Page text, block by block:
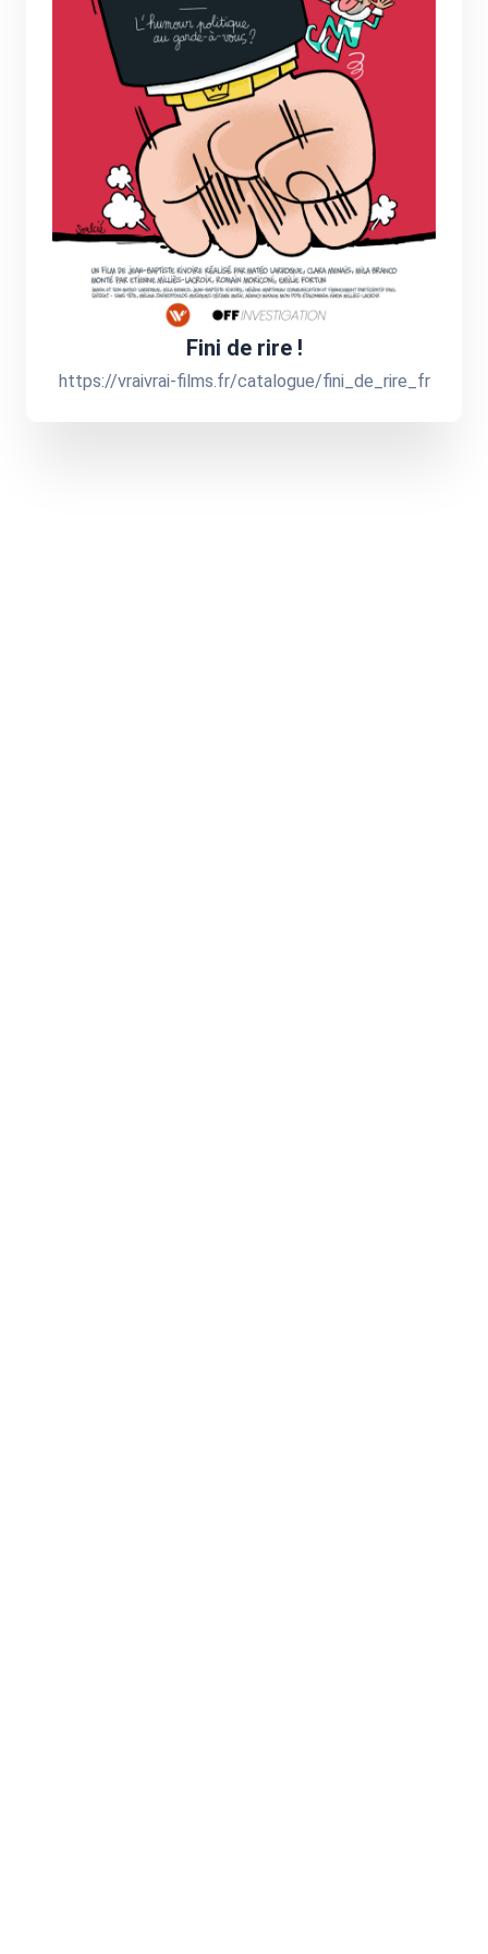
Fini de rire !
https://vraivrai-films.fr/catalogue/fini_de_rire_fr